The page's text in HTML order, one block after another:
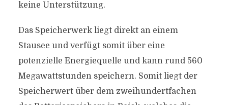
keine Unterstützung.
Das Speicherwerk liegt direkt an einem
Stausee und verfügt somit über eine
potenzielle Energiequelle und kann rund 560
Megawattstunden speichern. Somit liegt der
Speicherwert über dem zweihundertfachen